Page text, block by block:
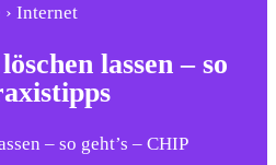
Internet
lassen – so
– so geht’s – CHIP